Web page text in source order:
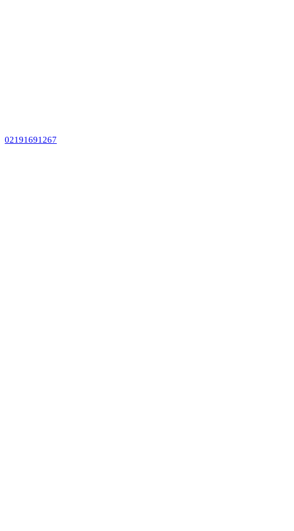
02191691267